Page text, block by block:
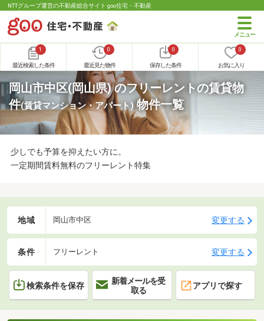
NTTグループ運営の不動産総合サイト goo住宅・不動産
1
最近検索した条件
0
最近見た物件
0
保存した条件
0
お気に入り
岡山市中区(岡山県) のフリーレントの賃貸物
件(賃貸マンション・アパート)物件一覧
少しでも予算を抑えたい方に。
一定期間賃料無料のフリーレント特集
地域 岡山市中区 変更する
条件 フリーレント 変更する
検索条件を保存
新着メールを受
取る
アプリで探す